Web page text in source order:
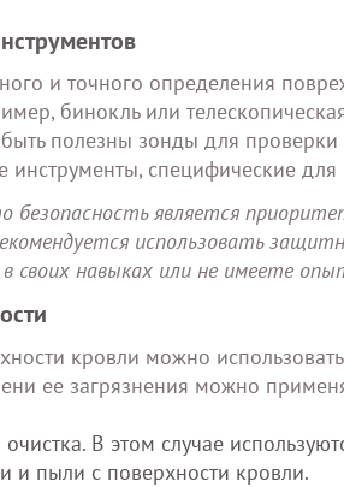
и точного определения
бинокль или
быть полезны зонды для
инструменты, специфические
является
использовать
в своих навыках или не имеете
кровли можно
ее загрязнения можно
В этом случае
и пыли с поверхности кровли.